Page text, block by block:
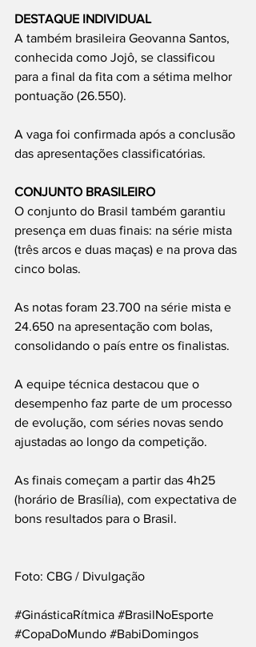
DESTAQUE INDIVIDUAL
A também brasileira Geovanna Santos,
conhecida como Jojô, se classificou
para a final da fita com a sétima melhor
pontuação (26.550).
A vaga foi confirmada após a conclusão
das apresentações classificatórias.
CONJUNTO BRASILEIRO
O conjunto do Brasil também garantiu
presença em duas finais: na série mista
(três arcos e duas maças) e na prova das
cinco bolas.
As notas foram 23.700 na série mista e
24.650 na apresentação com bolas,
consolidando o país entre os finalistas.
A equipe técnica destacou que o
desempenho faz parte de um processo
de evolução, com séries novas sendo
ajustadas ao longo da competição.
As finais começam a partir das 4h25
(horário de Brasília), com expectativa de
bons resultados para o Brasil.
Foto: CBG / Divulgação
#GinásticaRítmica #BrasilNoEsporte
#CopaDoMundo #BabiDomingos